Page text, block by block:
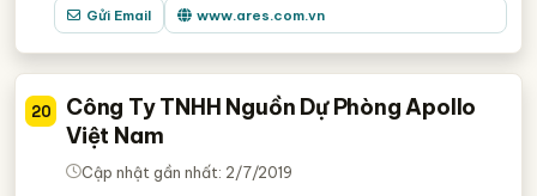
Gửi Email www.ares.com.vn
20
Công Ty TNHH Nguồn Dự Phòng Apollo
Việt Nam
Cập nhật gần nhất: 2/7/2019